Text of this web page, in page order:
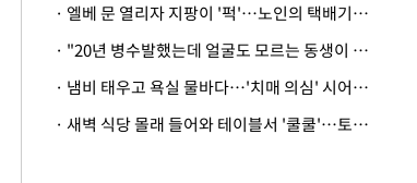
· 엘베 문 열리자 지팡이 '퍽'…노인의 택배기사 폭행 이유
· "20년 병수발했는데 얼굴도 모르는 동생이 유산 절반을"…배다른 형제 상속권 있을까
· 냄비 태우고 욕실 물바다…'치매 의심' 시어머니 검사 권유했다가 '날벼락'
· 새벽 식당 몰래 들어와 테이블서 '쿨쿨'…토사물 남기고 사라진 남성